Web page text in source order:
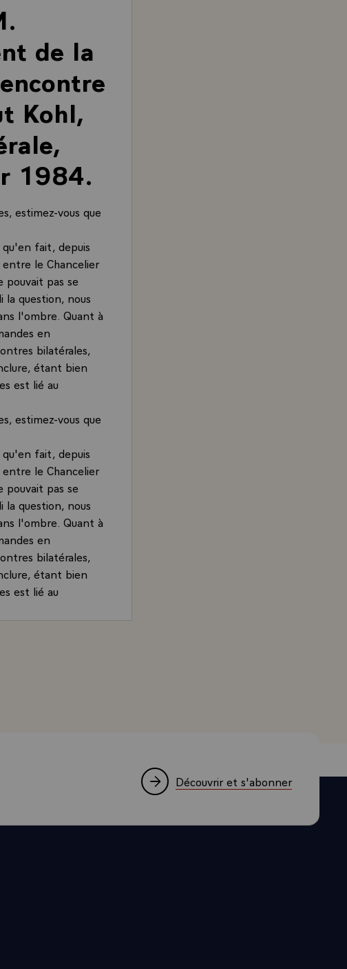
de la
Kohl,
1984.
estimez-vous que
fait, depuis
le Chancelier
pouvait pas se
question, nous
l'ombre. Quant à
en
bilatérales,
étant bien
est lié au
estimez-vous que
fait, depuis
le Chancelier
pouvait pas se
question, nous
l'ombre. Quant à
en
bilatérales,
étant bien
est lié au
M. François Mitterrand, Président de la République, à
Découvrir et s'abonner